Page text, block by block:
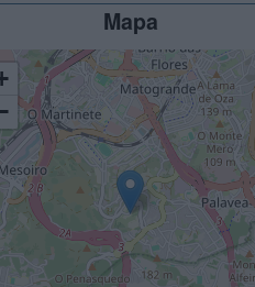
Mapa